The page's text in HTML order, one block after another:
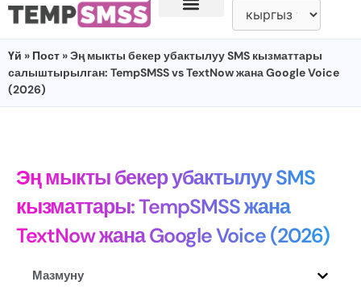
Үй » Пост » Эң мыкты бекер убактылуу SMS кызматтары
салыштырылган: TempSMSS vs TextNow жана Google Voice
(2026)
Эң мыкты бекер убактылуу SMS
кызматтары: TempSMSS жана
TextNow жана Google Voice (2026)
Мазмуну